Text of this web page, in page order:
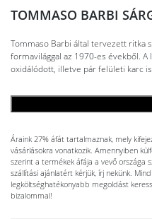
TOMMASO BARBI
Tommaso Barbi által tervezett ritka
formavilággal az 1970-es évekből.
oxidálódott, illetve pár felületi karc
Áraink 27% áfát tartalmaznak, mely
vásárlásokra vonatkozik. Amennyiben
szerint a termékek áfája a vevő országa
szállítási ajánlatért kérjük, írj nekünk.
legköltséghatékonyabb megoldást
bizalommal!